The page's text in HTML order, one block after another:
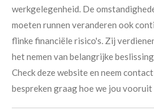
werkgelegenheid. De
moeten runnen veranderen ook
flinke financiële risico's. Zij
het nemen van belangrijke
Check deze website en neem
bespreken graag hoe we jou vooruit